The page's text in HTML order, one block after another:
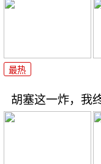
最热
胡塞这一炸，我